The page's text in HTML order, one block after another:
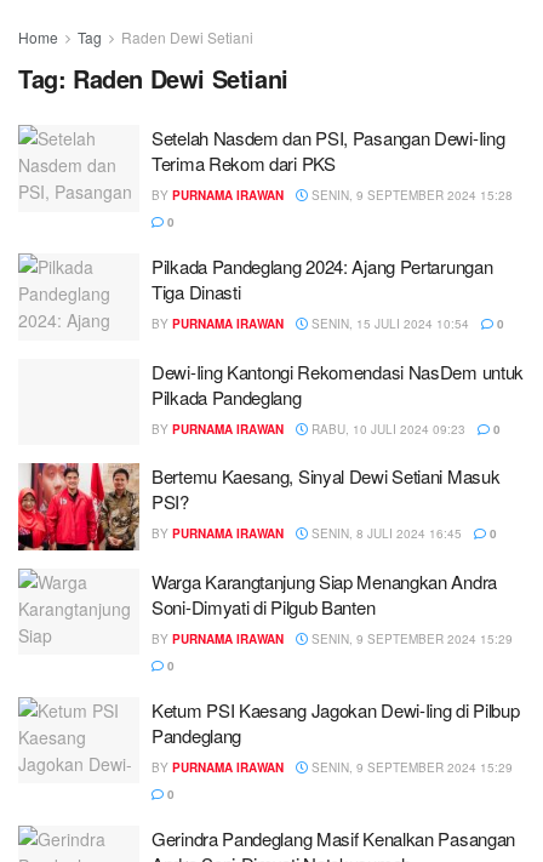
Home Tag Raden Dewi Setiani
Tag: Raden Dewi Setiani
Setelah Nasdem dan PSI, Pasangan Dewi-Iing
Terima Rekom dari PKS
BY PURNAMA IRAWAN
SENIN, 9 SEPTEMBER 2024 15:28
0
Pilkada Pandeglang 2024: Ajang Pertarungan
Tiga Dinasti
BY PURNAMA IRAWAN SENIN, 15 JULI 2024 10:54 0
Dewi-Iing Kantongi Rekomendasi NasDem untuk
Pilkada Pandeglang
BY PURNAMA IRAWAN RABU, 10 JULI 2024 09:23 0
Bertemu Kaesang, Sinyal Dewi Setiani Masuk
PSI?
BY PURNAMA IRAWAN SENIN, 8 JULI 2024 16:45 0
Warga Karangtanjung Siap Menangkan Andra
Soni-Dimyati di Pilgub Banten
BY PURNAMA IRAWAN
SENIN, 9 SEPTEMBER 2024 15:29
0
Ketum PSI Kaesang Jagokan Dewi-Iing di Pilbup
Pandeglang
BY PURNAMA IRAWAN
SENIN, 9 SEPTEMBER 2024 15:29
0
Gerindra Pandeglang Masif Kenalkan Pasangan